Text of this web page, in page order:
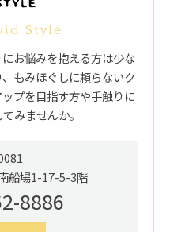
Style
お悩みを抱える方は少な
もみほぐしに頼らないク
プを目指す方や手触りに
みませんか。
船場1-17-5-3階
8886